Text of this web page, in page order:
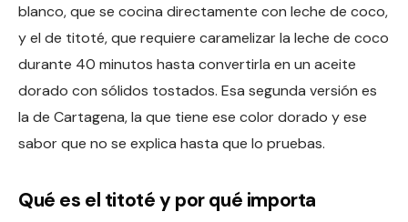
blanco, que se cocina directamente con leche de coco,
y el de titoté, que requiere caramelizar la leche de coco
durante 40 minutos hasta convertirla en un aceite
dorado con sólidos tostados. Esa segunda versión es
la de Cartagena, la que tiene ese color dorado y ese
sabor que no se explica hasta que lo pruebas.
Qué es el titoté y por qué importa